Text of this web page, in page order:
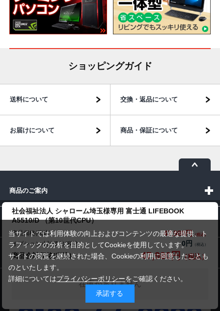
社会福祉法人 シャローム埼玉様専用 富士通 LIFEBOOK
A5510/D （第10世代CPU）
商品価格(税込) 47,980円
オプション小計価格(税込)
0円
商品合計価格(税込)
47,980円
在庫がありません
ショッピングガイド
送料について 交換・返品について
お届けについて 商品・保証について
商品のご案内
パソコン市場について
パソコン販売以外のサービス
お問い合わせ
当サイトでは利用体験の向上およびコンテンツの最適な提供、ト
ラフィックの分析を目的としてCookieを使用しています。
サイトの閲覧を継続された場合、Cookieの利用に同意したことも
のといたします。
詳細についてはプライバシーポリシーをご確認ください。
承諾する